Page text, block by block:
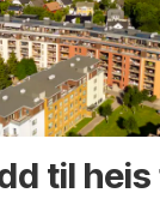
til heis